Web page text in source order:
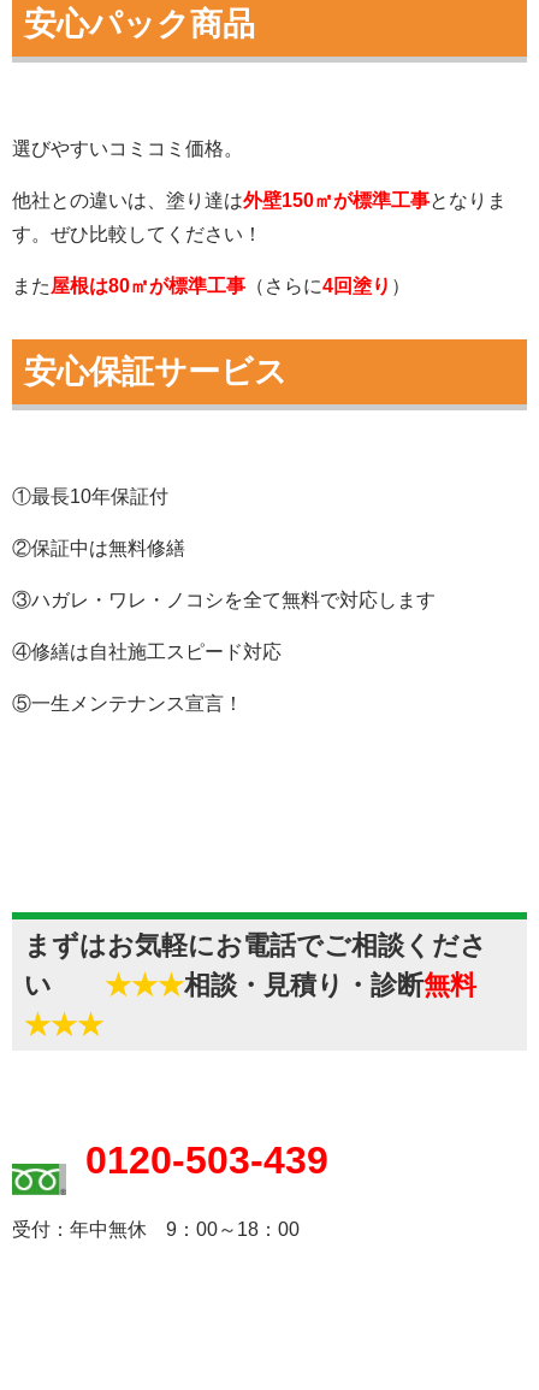
安心パック商品
選びやすいコミコミ価格。
他社との違いは、塗り達は外壁150㎡が標準工事となりま
す。ぜひ比較してください！
また屋根は80㎡が標準工事 （さらに4回塗り ）
安心保証サービス
①最長10年保証付
②保証中は無料修繕
③ハガレ・ワレ・ノコシを全て無料で対応します
④修繕は自社施工スピード対応
⑤一生メンテナンス宣言！
まずはお気軽にお電話でご相談くださ
い ★★★相談・見積り・診断無料
★★★
0120-503-439
受付：年中無休 9：00～18：00